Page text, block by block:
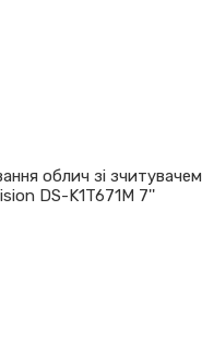
облич зі зчитувачем
DS-K1T671M 7''